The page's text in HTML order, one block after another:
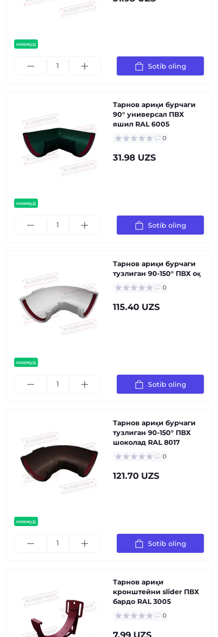
мавжуд
Sotib oling
мавжуд
Тарнов ариқи бурчаги
90° универсал ПВХ
яшил RAL 6005
0
31.98 UZS
Sotib oling
мавжуд
Тарнов ариқи бурчаги
тузлиган 90-150° ПВХ оқ
0
115.40 UZS
Sotib oling
мавжуд
Тарнов ариқи бурчаги
тузлиган 90-150° ПВХ
шоколад RAL 8017
0
121.70 UZS
Sotib oling
Тарнов ариқи
кронштейни slider ПВХ
бардо RAL 3005
0